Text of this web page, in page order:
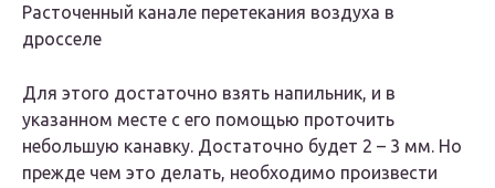
Расточенный канале перетекания воздуха в
дросселе
Для этого достаточно взять напильник, и в
указанном месте с его помощью проточить
небольшую канавку. Достаточно будет 2 – 3 мм. Но
прежде чем это делать, необходимо произвести